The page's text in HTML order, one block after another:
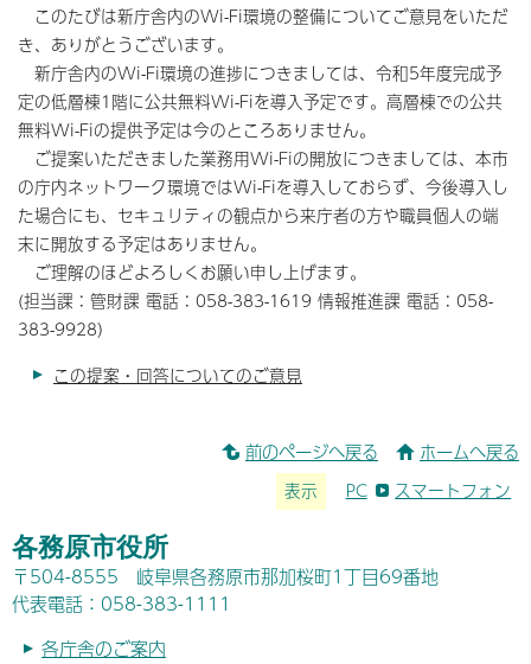
このたびは新庁舎内のWi-Fi環境の整備についてご意見をいただ
き、ありがとうございます。
新庁舎内のWi-Fi環境の進捗につきましては、令和5年度完成予
定の低層棟1階に公共無料Wi-Fiを導入予定です。高層棟での公共
無料Wi-Fiの提供予定は今のところありません。
ご提案いただきました業務用Wi-Fiの開放につきましては、本市
の庁内ネットワーク環境ではWi-Fiを導入しておらず、今後導入し
た場合にも、セキュリティの観点から来庁者の方や職員個人の端
末に開放する予定はありません。
ご理解のほどよろしくお願い申し上げます。
(担当課：管財課 電話：058-383-1619 情報推進課 電話：058-
383-9928）
この提案・回答についてのご意見
前のページへ戻る ホームへ戻る
表示 PC スマートフォン
各務原市役所
〒504-8555 岐阜県各務原市那加桜町1丁目69番地
代表電話：058-383-1111
各庁舎のご案内